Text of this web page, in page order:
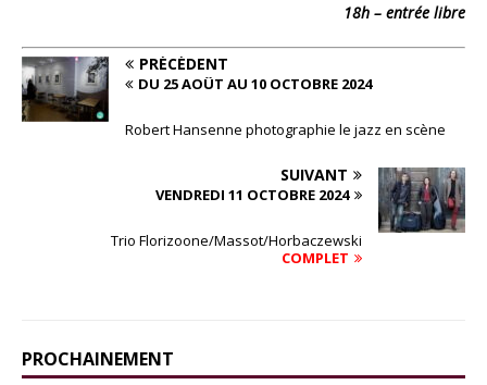
18h – entrée libre
PRÉCÉDENT
DU 25 AOÛT AU 10 OCTOBRE 2024
Robert Hansenne photographie le jazz en scène
SUIVANT
VENDREDI 11 OCTOBRE 2024
Trio Florizoone/Massot/Horbaczewski
COMPLET
PROCHAINEMENT